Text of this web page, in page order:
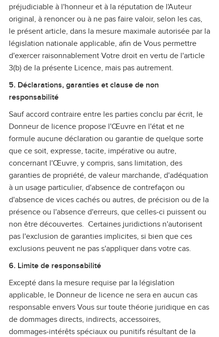
préjudiciable à l'honneur et à la réputation de l'Auteur
original, à renoncer ou à ne pas faire valoir, selon les cas,
le présent article, dans la mesure maximale autorisée par la
législation nationale applicable, afin de Vous permettre
d'exercer raisonnablement Votre droit en vertu de l'article
3(b) de la présente Licence, mais pas autrement.
5. Déclarations, garanties et clause de non
responsabilité
Sauf accord contraire entre les parties conclu par écrit, le
Donneur de licence propose l'Œuvre en l'état et ne
formule aucune déclaration ou garantie de quelque sorte
que ce soit, expresse, tacite, impérative ou autre,
concernant l'Œuvre, y compris, sans limitation, des
garanties de propriété, de valeur marchande, d'adéquation
à un usage particulier, d'absence de contrefaçon ou
d'absence de vices cachés ou autres, de précision ou de la
présence ou l'absence d'erreurs, que celles‑ci puissent ou
non être découvertes. Certaines juridictions n'autorisent
pas l'exclusion de garanties implicites, si bien que ces
exclusions peuvent ne pas s'appliquer dans votre cas.
6. Limite de responsabilité
Excepté dans la mesure requise par la législation
applicable, le Donneur de licence ne sera en aucun cas
responsable envers Vous sur toute théorie juridique en cas
de dommages directs, indirects, accessoires,
dommages‑intérêts spéciaux ou punitifs résultant de la